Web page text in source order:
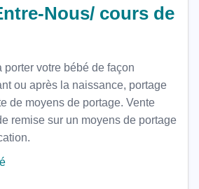
Nous/ cours de
porter votre bébé de façon
ou après la naissance, portage
de moyens de portage. Vente
remise sur un moyens de portage